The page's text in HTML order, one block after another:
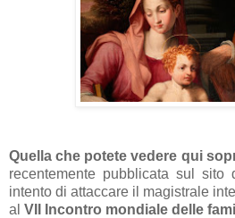
Quella che potete vedere qui
recentemente pubblicata sul sito
intento di attaccare il magistrale
al VII Incontro mondiale delle